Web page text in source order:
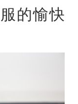
的愉快